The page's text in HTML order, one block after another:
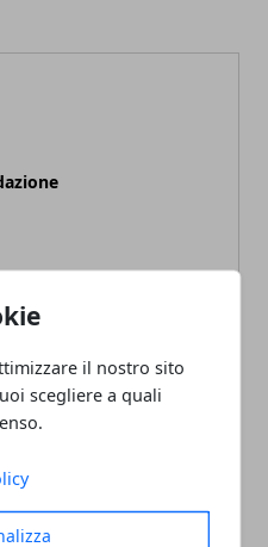
il nostro sito
scegliere a quali